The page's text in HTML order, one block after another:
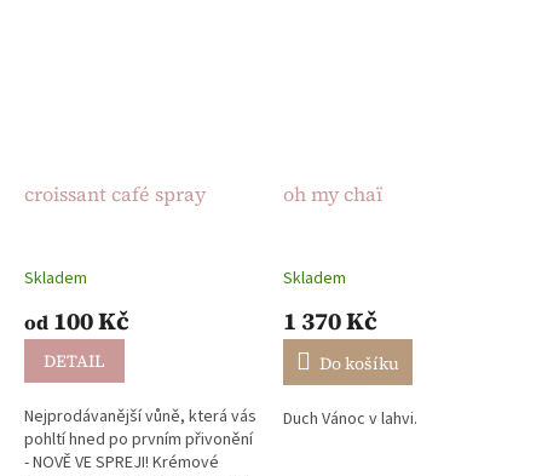
croissant café spray
Skladem
od 100 Kč
DETAIL
Nejprodávanější vůně, která vás
pohltí hned po prvním přivonění
- NOVĚ VE SPREJI! Krémové
oh my chaï
Skladem
1 370 Kč
Do košíku
Duch Vánoc v lahvi.